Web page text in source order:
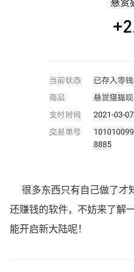
很多东西只有自己做了才
还赚钱的软件，不妨来了解
能开启新大陆呢！